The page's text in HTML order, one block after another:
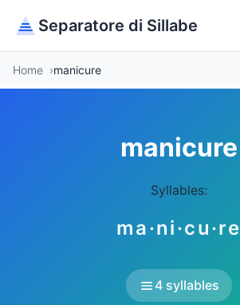
Separatore di Sillabe
Home manicure
manicure
Syllables:
ma·ni·cu·re
4 syllables